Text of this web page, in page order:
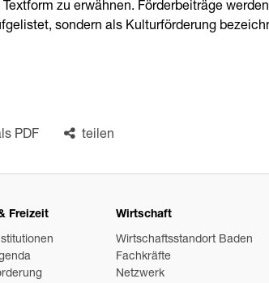
zu erwähnen. Förderbeiträge
sondern als Kulturförderung
PDF teilen
Freizeit Wirtschaft
Wirtschaftsstandort Baden
Fachkräfte
Netzwerk